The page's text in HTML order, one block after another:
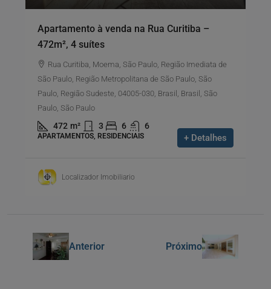
Apartamento à venda na Rua Curitiba –
472m², 4 suítes
Rua Curitiba, Moema, São Paulo, Região Imediata de
São Paulo, Região Metropolitana de São Paulo, São
Paulo, Região Sudeste, 04005-030, Brasil, Brasil, São
Paulo, São Paulo
472 m² 3 6 6
APARTAMENTOS, RESIDENCIAIS + Detalhes
Localizador Imobiliario
Anterior Próximo